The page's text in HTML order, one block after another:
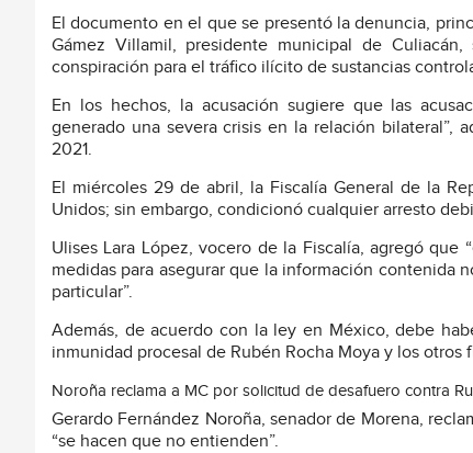
El documento en el que se presentó la denuncia,
Gámez Villamil, presidente municipal de
conspiración para el tráfico ilícito de sustancias
En los hechos, la acusación sugiere que las
generado una severa crisis en la relación bilateral”,
2021.
El miércoles 29 de abril, la Fiscalía General de la
Unidos; sin embargo, condicionó cualquier arresto
Ulises Lara López, vocero de la Fiscalía, agregó
medidas para asegurar que la información contenida
particular”.
Además, de acuerdo con la ley en México, debe
inmunidad procesal de Rubén Rocha Moya y los otros
Noroña reclama a MC por solicitud de desafuero contra
Gerardo Fernández Noroña, senador de Morena,
“se hacen que no entienden”.